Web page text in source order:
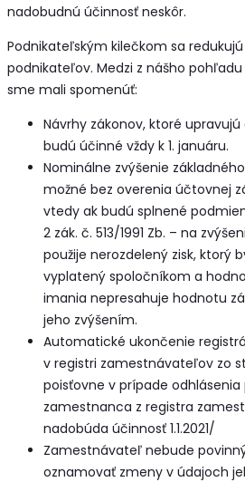
nadobudnú účinnosť neskôr.
Podnikateľským kilečkom sa
podnikateľov. Medzi z nášho
sme mali spomenúť:
Návrhy zákonov, ktoré
budú účinné vždy k 1. januáru.
Nominálne zvýšenie
možné bez overenia účtovnej
vtedy ak budú splnené
2 zák. č. 513/1991 Zb. – na
použije nerozdelený zisk, ktorý
vyplatený spoločníkom a
imania nepresahuje hodnotu
jeho zvýšením.
Automatické ukončenie
v registri zamestnávateľov zo
poisťovne v prípade odhlásenia
zamestnanca z registra
nadobúda účinnosť 1.1.2021/
Zamestnávateľ nebude
oznamovať zmeny v údajoch